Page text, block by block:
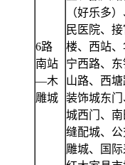
6路
南站
—木
雕城
（好乐多
民医院、
楼、西站
宁西路、
山路、西
装饰城东
城西门、
缝配城、
雕城、国际